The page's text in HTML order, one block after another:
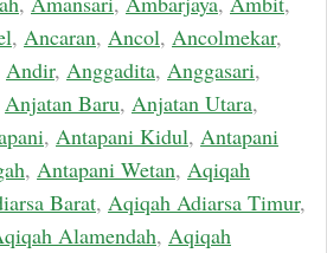
, Ancaran, Ancol, Ancolmekar,
Andir, Anggadita, Anggasari,
Anjatan Baru, Anjatan Utara,
, Antapani Kidul, Antapani
, Antapani Wetan, Aqiqah
Barat, Aqiqah Adiarsa Timur,
Alamendah, Aqiqah